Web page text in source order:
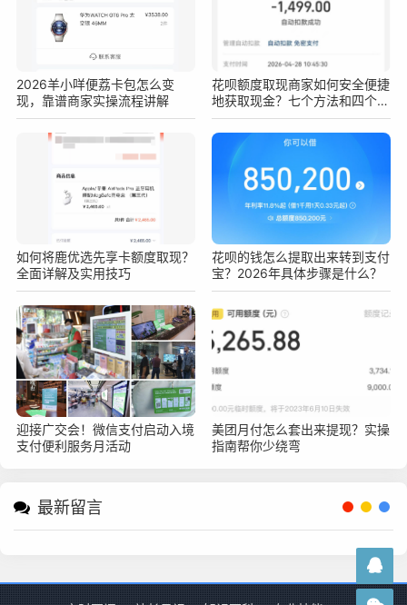
2026羊小咩便荔卡包怎么变
现，靠谱商家实操流程讲解
花呗额度取现商家如何安全便捷
地获取现金？七个方法和四个注
意事项要知道！
如何将鹿优选先享卡额度取现？
全面详解及实用技巧
花呗的钱怎么提取出来转到支付
宝？2026年具体步骤是什么？
迎接广交会！微信支付启动入境
支付便利服务月活动
美团月付怎么套出来提现？实操
指南帮你少绕弯
最新留言